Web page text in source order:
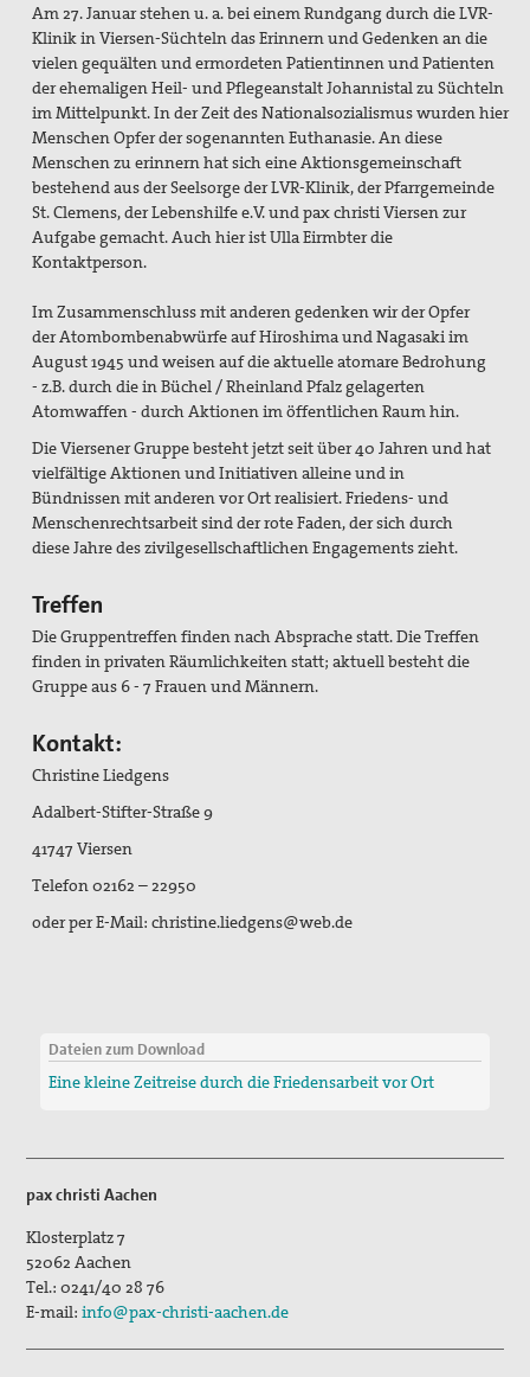
Am 27. Januar stehen u. a. bei einem Rundgang durch die LVR-
Klinik in Viersen-Süchteln das Erinnern und Gedenken an die
vielen gequälten und ermordeten Patientinnen und Patienten
der ehemaligen Heil- und Pflegeanstalt Johannistal zu Süchteln
im Mittelpunkt. In der Zeit des Nationalsozialismus wurden hier
Menschen Opfer der sogenannten Euthanasie. An diese
Menschen zu erinnern hat sich eine Aktionsgemeinschaft
bestehend aus der Seelsorge der LVR-Klinik, der Pfarrgemeinde
St. Clemens, der Lebenshilfe e.V. und pax christi Viersen zur
Aufgabe gemacht. Auch hier ist Ulla Eirmbter die
Kontaktperson.
Im Zusammenschluss mit anderen gedenken wir der Opfer
der Atombombenabwürfe auf Hiroshima und Nagasaki im
August 1945 und weisen auf die aktuelle atomare Bedrohung
- z.B. durch die in Büchel / Rheinland Pfalz gelagerten
Atomwaffen - durch Aktionen im öffentlichen Raum hin.
Die Viersener Gruppe besteht jetzt seit über 40 Jahren und hat
vielfältige Aktionen und Initiativen alleine und in
Bündnissen mit anderen vor Ort realisiert. Friedens- und
Menschenrechtsarbeit sind der rote Faden, der sich durch
diese Jahre des zivilgesellschaftlichen Engagements zieht.
Treffen
Die Gruppentreffen finden nach Absprache statt. Die Treffen
finden in privaten Räumlichkeiten statt; aktuell besteht die
Gruppe aus 6 - 7 Frauen und Männern.
Kontakt:
Christine Liedgens
Adalbert-Stifter-Straße 9
41747 Viersen
Telefon 02162 – 22950
oder per E-Mail: christine.liedgens@web.de
Dateien zum Download
Eine kleine Zeitreise durch die Friedensarbeit vor Ort
pax christi Aachen
Klosterplatz 7
52062 Aachen
Tel.:0241/40 28 76
E-mail:info@pax-christi-aachen.de